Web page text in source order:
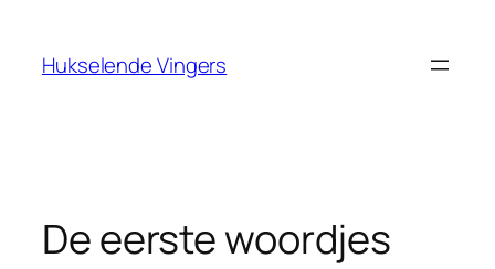
Hukselende Vingers
De eerste woordjes